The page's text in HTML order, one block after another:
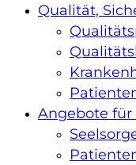
Qualität,
Angebote für